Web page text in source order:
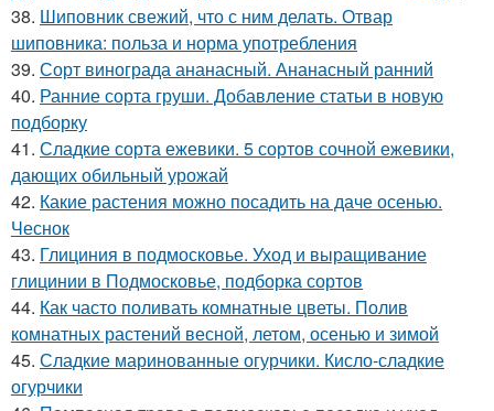
38. Шиповник свежий, что с ним делать. Отвар
шиповника: польза и норма употребления
39. Сорт винограда ананасный. Ананасный ранний
40. Ранние сорта груши. Добавление статьи в новую
подборку
41. Сладкие сорта ежевики. 5 сортов сочной ежевики,
дающих обильный урожай
42. Какие растения можно посадить на даче осенью.
Чеснок
43. Глициния в подмосковье. Уход и выращивание
глицинии в Подмосковье, подборка сортов
44. Как часто поливать комнатные цветы. Полив
комнатных растений весной, летом, осенью и зимой
45. Сладкие маринованные огурчики. Кисло-сладкие
огурчики